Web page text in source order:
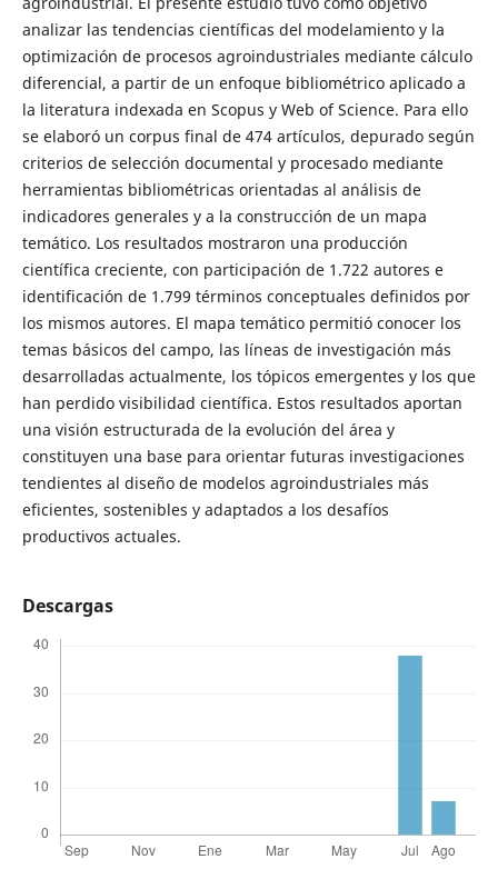
analizar las tendencias científicas del modelamiento y la
optimización de procesos agroindustriales mediante cálculo
diferencial, a partir de un enfoque bibliométrico aplicado a
la literatura indexada en Scopus y Web of Science. Para ello
se elaboró un corpus final de 474 artículos, depurado según
criterios de selección documental y procesado mediante
herramientas bibliométricas orientadas al análisis de
indicadores generales y a la construcción de un mapa
temático. Los resultados mostraron una producción
científica creciente, con participación de 1.722 autores e
identificación de 1.799 términos conceptuales definidos por
los mismos autores. El mapa temático permitió conocer los
temas básicos del campo, las líneas de investigación más
desarrolladas actualmente, los tópicos emergentes y los que
han perdido visibilidad científica. Estos resultados aportan
una visión estructurada de la evolución del área y
constituyen una base para orientar futuras investigaciones
tendientes al diseño de modelos agroindustriales más
eficientes, sostenibles y adaptados a los desafíos
productivos actuales.
Descargas